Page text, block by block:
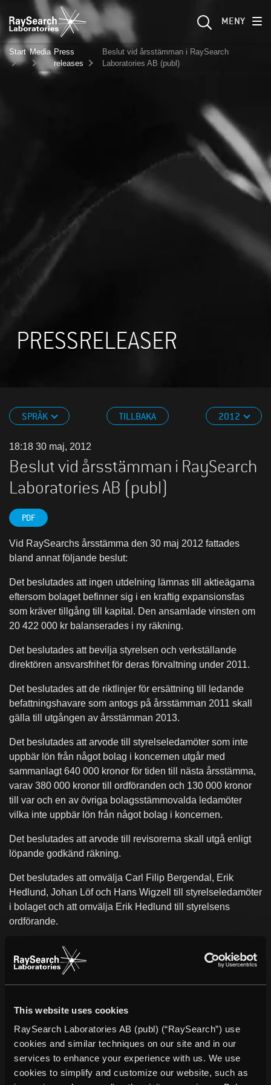
This website uses cookies
RaySearch Laboratories AB (publ) (“RaySearch”) use
cookies and similar techniques on our site and in our
services to enhance your experience with us. We use
cookies to simplify and customize our website, such as
MENY
Start Media Press
releases
Beslut vid årsstämman i RaySearch
Laboratories AB (publ)
PRESSRELEASER
SPRÅK TILLBAKA 2012
18:18 30 maj, 2012
Beslut vid årsstämman i RaySearch
Laboratories AB (publ)
PDF
Vid RaySearchs årsstämma den 30 maj 2012 fattades
bland annat följande beslut:
Det beslutades att ingen utdelning lämnas till aktieägarna
eftersom bolaget befinner sig i en kraftig expansionsfas
som kräver tillgång till kapital. Den ansamlade vinsten om
20 422 000 kr balanserades i ny räkning.
Det beslutades att bevilja styrelsen och verkställande
direktören ansvarsfrihet för deras förvaltning under 2011.
Det beslutades att de riktlinjer för ersättning till ledande
befattningshavare som antogs på årsstämman 2011 skall
gälla till utgången av årsstämman 2013.
Det beslutades att arvode till styrelseledamöter som inte
uppbär lön från något bolag i koncernen utgår med
sammanlagt 640 000 kronor för tiden till nästa årsstämma,
varav 380 000 kronor till ordföranden och 130 000 kronor
till var och en av övriga bolagsstämmovalda ledamöter
vilka inte uppbär lön från något bolag i koncernen.
Det beslutades att arvode till revisorerna skall utgå enligt
löpande godkänd räkning.
Det beslutades att omvälja Carl Filip Bergendal, Erik
Hedlund, Johan Löf och Hans Wigzell till styrelseledamöter
i bolaget och att omvälja Erik Hedlund till styrelsens
ordförande.
Det beslutades att anta en ny bolagsordning i vilken den
enda ändringen var att § 6 fick ny lydelse enligt följande:
"Bolaget skall ha lägst en och högst två auktoriserade
årsstämma som hålls efter det år då revisorn utsågs och att
revisionsbolag kan utses till revisor i bolaget.
Det beslutades att välja revisionsbolaget KPMG till